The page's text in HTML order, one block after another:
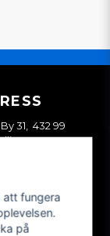
31, 432 99
att fungera
på